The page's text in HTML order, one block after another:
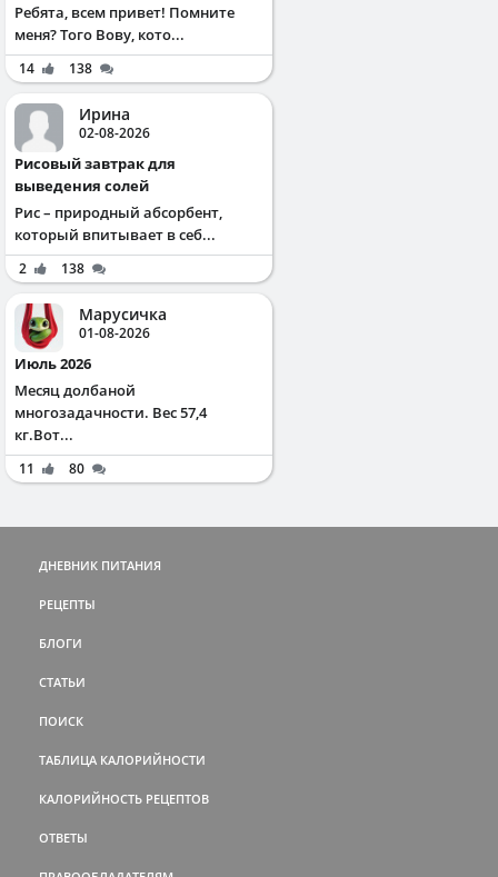
Ребята, всем привет! Помните
меня? Того Вову, кото...
14 138
Ирина
02-08-2026
Рисовый завтрак для
выведения солей
Рис – природный абсорбент,
который впитывает в себ...
2 138
Марусичка
01-08-2026
Июль 2026
Месяц долбаной
многозадачности. Вес 57,4
кг.Вот...
11 80
ДНЕВНИК ПИТАНИЯ
РЕЦЕПТЫ
БЛОГИ
СТАТЬИ
ПОИСК
ТАБЛИЦА КАЛОРИЙНОСТИ
КАЛОРИЙНОСТЬ РЕЦЕПТОВ
ОТВЕТЫ